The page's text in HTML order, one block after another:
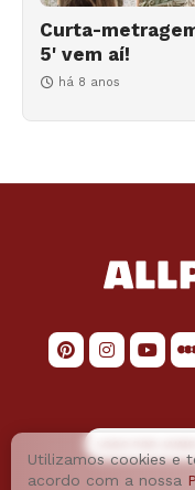
Curta-
5' vem aí!
há 8 anos
Utilizamos cookies e
acordo com a nossa